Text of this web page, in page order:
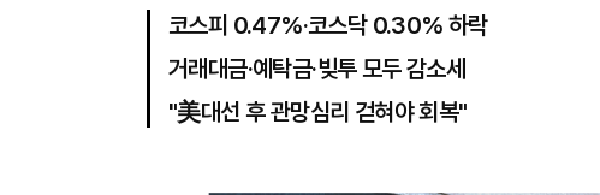
코스피 0.47%·코스닥 0.30% 하락
거래대금·예탁금·빚투 모두 감소세
"美대선 후 관망심리 걷혀야 회복"